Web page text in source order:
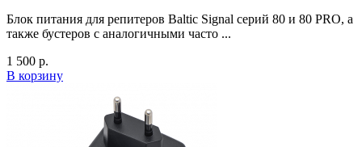
Блок питания для репитеров Baltic Signal серий 80 и 80 PRO, а
также бустеров с аналогичными часто ...
1 500 р.
В корзину